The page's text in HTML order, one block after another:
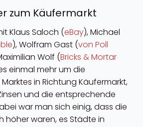
zum Käufermarkt
Klaus Saloch (eBay), Michael
), Wolfram Gast (von Poll
Wolf (Bricks & Mortar
einmal mehr um die
in Richtung Käufermarkt,
und die entsprechende
war man sich einig, dass die
höher waren, es Städte in